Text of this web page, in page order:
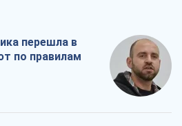
перешла в
по правилам